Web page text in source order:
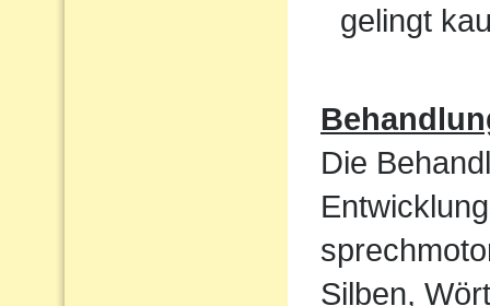
gelingt
Die
Silben,